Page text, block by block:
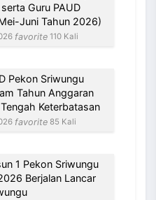
Guru PAUD
Juni Tahun 2026)
favorite 110 Kali
Pekon Sriwungu
Tahun Anggaran
Keterbatasan
favorite 85 Kali
1 Pekon Sriwungu
Berjalan Lancar